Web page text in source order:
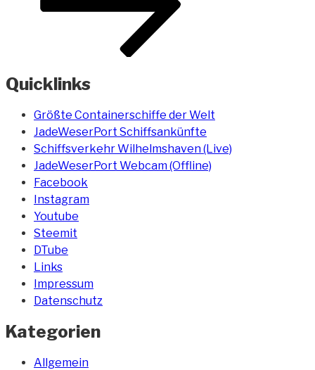
Quicklinks
Größte Containerschiffe der Welt
JadeWeserPort Schiffsankünfte
Schiffsverkehr Wilhelmshaven (Live)
JadeWeserPort Webcam (Offline)
Facebook
Instagram
Youtube
Steemit
DTube
Links
Impressum
Datenschutz
Kategorien
Allgemein